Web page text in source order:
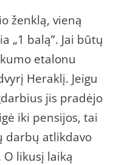
ženklą, vieną
„1 balą”. Jai būtų
etalonu
Heraklį. Jeigu
jis pradėjo
iki pensijos, tai
darbų atlikdavo
likusį laiką